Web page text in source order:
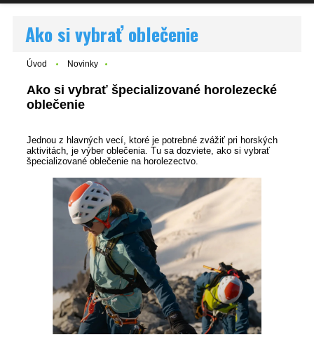
Ako si vybrať oblečenie
Úvod Novinky
Ako si vybrať špecializované horolezecké
oblečenie
Jednou z hlavných vecí, ktoré je potrebné zvážiť pri horských
aktivitách, je výber oblečenia. Tu sa dozviete, ako si vybrať
špecializované oblečenie na horolezectvo.